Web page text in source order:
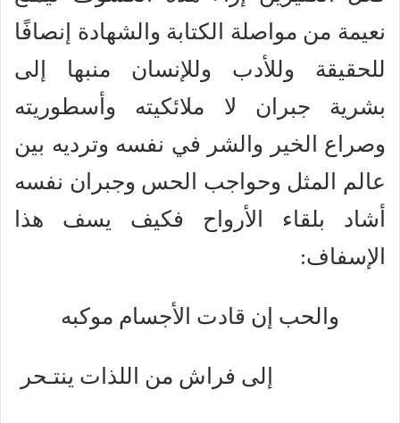
نعيمة من مواصلة الكتابة والشهادة إنصافًا
للحقيقة وللأدب وللإنسان منبها إلى
بشرية جبران لا ملائكيته وأسطوريته
وصراع الخير والشر في نفسه وترديه بين
عالم المثل وحواجب الحس وجبران نفسه
أشاد بلقاء الأرواح فكيف يسف هذا
الإسفاف:
والحب إن قادت الأجسام موكبه
إلى فراش من اللذات ينتـحر